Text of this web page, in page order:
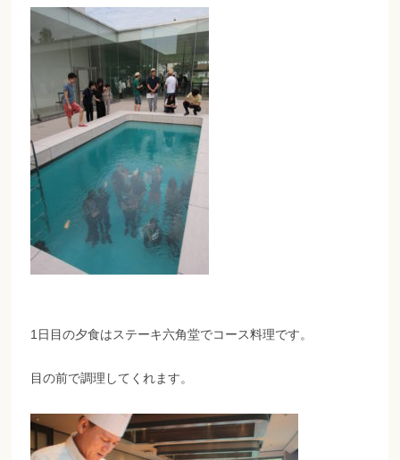
1日目の夕食はステーキ六角堂でコース料理です。
目の前で調理してくれます。